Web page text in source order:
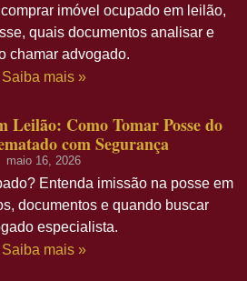
imóvel ocupado em leilão,
quais documentos analisar e
chamar advogado.
Saiba mais »
Leilão: Como Tomar Posse do
com Segurança
maio 16, 2026
Entenda imissão na posse em
documentos e quando buscar
especialista.
Saiba mais »